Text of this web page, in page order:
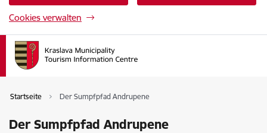
Cookies verwalten
Startseite Der Sumpfpfad Andrupene
Der Sumpfpfad Andrupene